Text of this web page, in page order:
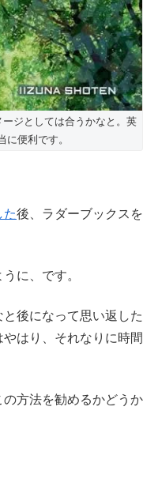
ジとしては合うかなと。英
便利です。
た後、ラダーブックスを
に、です。
後になって思い返した
はり、それなりに時間
方法を勧めるかどうか